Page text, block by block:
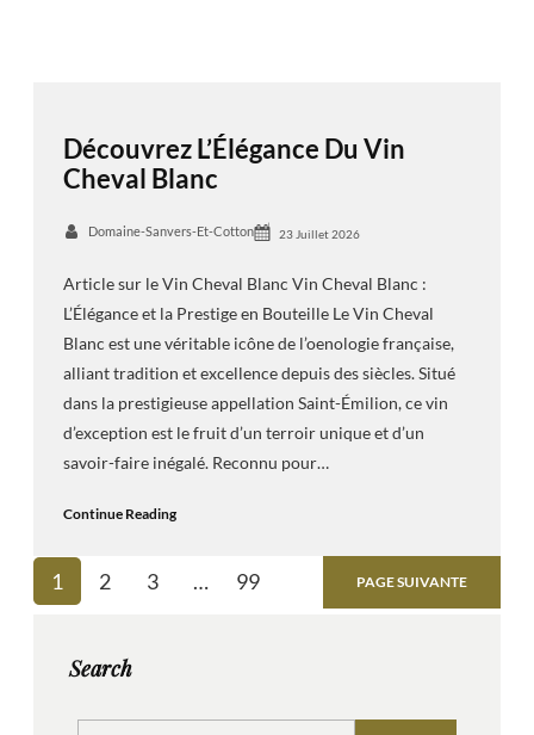
Découvrez L’Élégance Du Vin
Cheval Blanc
Domaine-Sanvers-Et-Cotton 23 Juillet 2026
Article sur le Vin Cheval Blanc Vin Cheval Blanc :
L’Élégance et la Prestige en Bouteille Le Vin Cheval
Blanc est une véritable icône de l’oenologie française,
alliant tradition et excellence depuis des siècles. Situé
dans la prestigieuse appellation Saint-Émilion, ce vin
d’exception est le fruit d’un terroir unique et d’un
savoir-faire inégalé. Reconnu pour…
Continue Reading
1 2 3 … 99 PAGE SUIVANTE
Search